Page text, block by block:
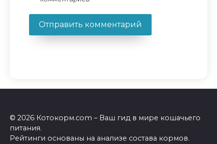
© 2026 Котокорм.com – Ваш гид в мире кошачьего
питания.
Рейтинги основаны на анализе состава кормов.